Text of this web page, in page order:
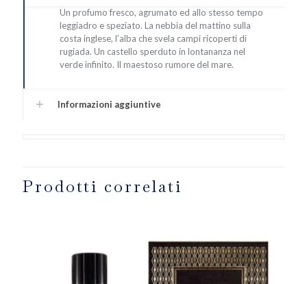
Un profumo fresco, agrumato ed allo stesso tempo
leggiadro e speziato. La nebbia del mattino sulla
costa inglese, l’alba che svela campi ricoperti di
rugiada. Un castello sperduto in lontananza nel
verde infinito. Il maestoso rumore del mare.
Informazioni aggiuntive
Prodotti correlati